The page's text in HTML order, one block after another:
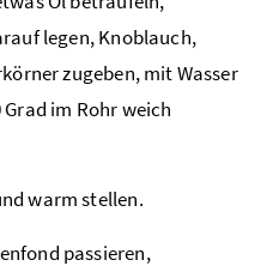
legen, Knoblauch,
zugeben, mit Wasser
im Rohr weich
warm stellen.
passieren,